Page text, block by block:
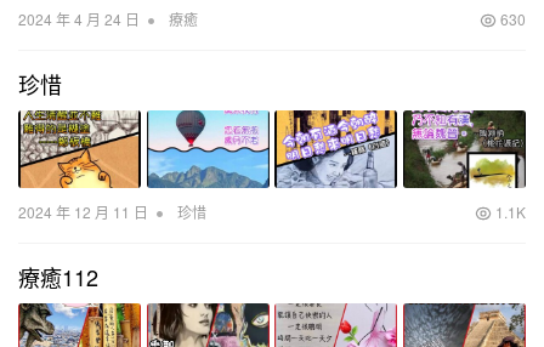
2024 年 4 月 24 日 • 療癒 630
珍惜
2024 年 12 月 11 日 • 珍惜 1.1K
療癒112